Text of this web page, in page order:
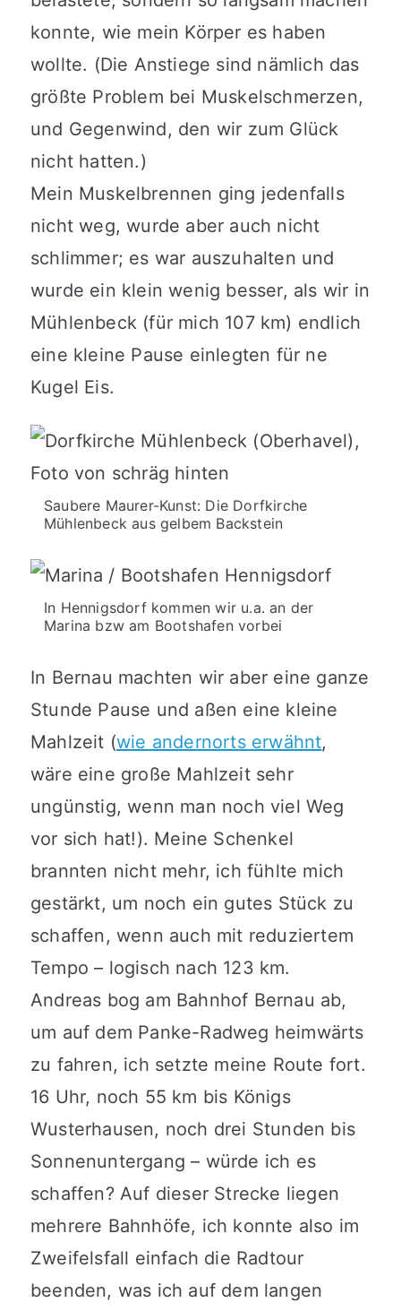
konnte, wie mein Körper es haben
wollte. (Die Anstiege sind nämlich das
größte Problem bei Muskelschmerzen,
und Gegenwind, den wir zum Glück
nicht hatten.)
Mein Muskelbrennen ging jedenfalls
nicht weg, wurde aber auch nicht
schlimmer; es war auszuhalten und
wurde ein klein wenig besser, als wir in
Mühlenbeck (für mich 107 km) endlich
eine kleine Pause einlegten für ne
Kugel Eis.
Saubere Maurer-Kunst: Die Dorfkirche
Mühlenbeck aus gelbem Backstein
In Hennigsdorf kommen wir u.a. an der
Marina bzw am Bootshafen vorbei
In Bernau machten wir aber eine ganze
Stunde Pause und aßen eine kleine
Mahlzeit (wie andernorts erwähnt,
wäre eine große Mahlzeit sehr
ungünstig, wenn man noch viel Weg
vor sich hat!). Meine Schenkel
brannten nicht mehr, ich fühlte mich
gestärkt, um noch ein gutes Stück zu
schaffen, wenn auch mit reduziertem
Tempo – logisch nach 123 km.
Andreas bog am Bahnhof Bernau ab,
um auf dem Panke-Radweg heimwärts
zu fahren, ich setzte meine Route fort.
16 Uhr, noch 55 km bis Königs
Wusterhausen, noch drei Stunden bis
Sonnenuntergang – würde ich es
schaffen? Auf dieser Strecke liegen
mehrere Bahnhöfe, ich konnte also im
Zweifelsfall einfach die Radtour
beenden, was ich auf dem langen